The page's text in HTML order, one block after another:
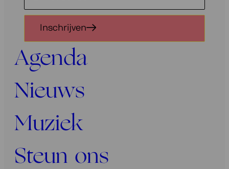
voor
onze
nieuwsbrief
Inschrijven
Agenda
Nieuws
Muziek
Steun ons